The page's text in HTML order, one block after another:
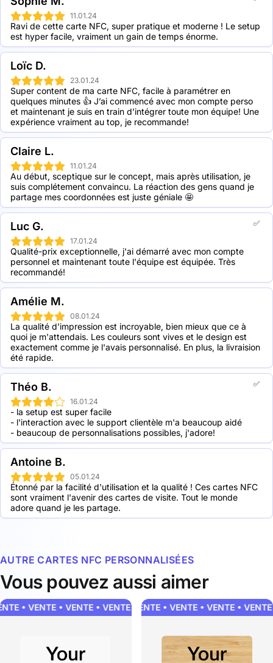
11.01.24
Ravi de cette carte NFC, super pratique et moderne ! Le setup
est hyper facile, vraiment un gain de temps énorme.
Loïc D.
23.01.24
Super content de ma carte NFC, facile à paramétrer en
quelques minutes 👍 J’ai commencé avec mon compte perso
et maintenant je suis en train d’intégrer toute mon équipe! Une
expérience vraiment au top, je recommande!
Claire L.
11.01.24
Au début, sceptique sur le concept, mais après utilisation, je
suis complétement convaincu. La réaction des gens quand je
partage mes coordonnées est juste géniale 🤩
✅
Luc G.
17.01.24
Qualité-prix exceptionnelle, j'ai démarré avec mon compte
personnel et maintenant toute l'équipe est équipée. Très
recommandé!
Amélie M.
08.01.24
La qualité d'impression est incroyable, bien mieux que ce à
quoi je m'attendais. Les couleurs sont vives et le design est
exactement comme je l'avais personnalisé. En plus, la livraision
été rapide.
✅
Théo B.
16.01.24
- la setup est super facile
- l'interaction avec le support clientèle m'a beaucoup aidé
- beaucoup de personnalisations possibles, j'adore!
Antoine B.
05.01.24
Étonné par la facilité d'utilisation et la qualité ! Ces cartes NFC
sont vraiment l'avenir des cartes de visite. Tout le monde
adore quand je les partage.
AUTRE CARTES NFC PERSONNALISÉES
Vous pouvez aussi aimer
• VENTE • VENTE • VENTE • VENTE • VENTE • VENTE •
VENTE • VENTE • VENTE • VENTE •